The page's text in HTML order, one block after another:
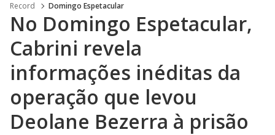
Record Domingo Espetacular
No Domingo Espetacular,
Cabrini revela
informações inéditas da
operação que levou
Deolane Bezerra à prisão